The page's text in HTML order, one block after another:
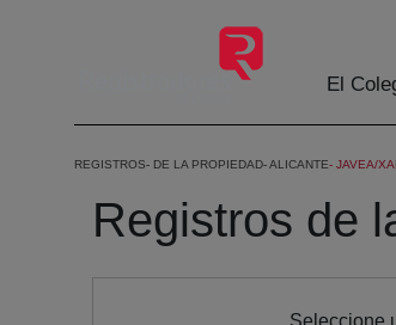
Saltar al contenido principal
El
REGISTROS DE LA PROPIEDAD ALICANTE JAVEA/
Registros de